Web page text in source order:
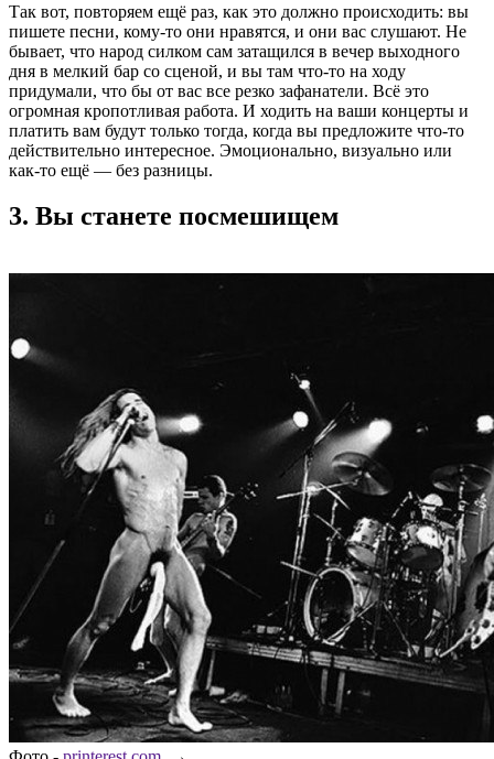
Так вот, повторяем ещё раз, как это должно происходить: вы
пишете песни, кому-то они нравятся, и они вас слушают. Не
бывает, что народ силком сам затащился в вечер выходного
дня в мелкий бар со сценой, и вы там что-то на ходу
придумали, что бы от вас все резко зафанатели. Всё это
огромная кропотливая работа. И ходить на ваши концерты и
платить вам будут только тогда, когда вы предложите что-то
действительно интересное. Эмоционально, визуально или
как-то ещё — без разницы.
3. Вы станете посмешищем